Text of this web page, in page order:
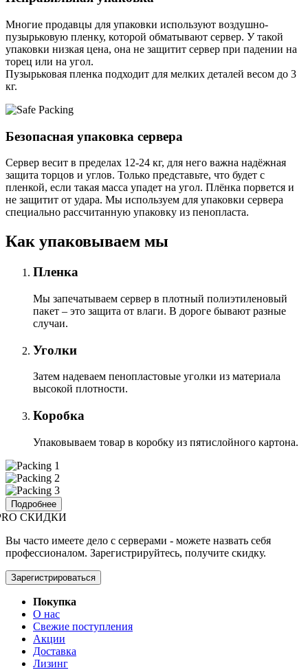
Многие продавцы для упаковки используют воздушно-
пузырьковую пленку, которой обматывают сервер. У такой
упаковки низкая цена, она не защитит сервер при падении на
торец или на угол.
Пузырьковая пленка подходит для мелких деталей весом до 3
кг.
Безопасная упаковка сервера
Сервер весит в пределах 12-24 кг, для него важна надёжная
защита торцов и углов. Только представьте, что будет с
пленкой, если такая масса упадет на угол. Плёнка порвется и
не защитит от удара. Мы используем для упаковки сервера
специально расcчитанную упаковку из пенопласта.
Как упаковываем мы
Пленка
Мы запечатываем сервер в плотный полиэтиленовый
пакет – это защита от влаги. В дороге бывают разные
случаи.
Уголки
Затем надеваем пенопластовые уголки из материала
высокой плотности.
Коробка
Упаковываем товар в коробку из пятислойного картона.
Подробнее
СКИДКИ
Вы часто имеете дело с серверами - можете назвать себя
профессионалом. Зарегистрируйтесь, получите скидку.
Зарегистрироваться
Покупка
О нас
Свежие поступления
Акции
Доставка
Лизинг